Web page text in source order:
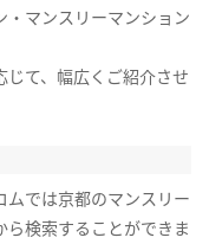
・マンスリーマンション
て、幅広くご紹介させ
ムでは京都のマンスリー
検索することができま